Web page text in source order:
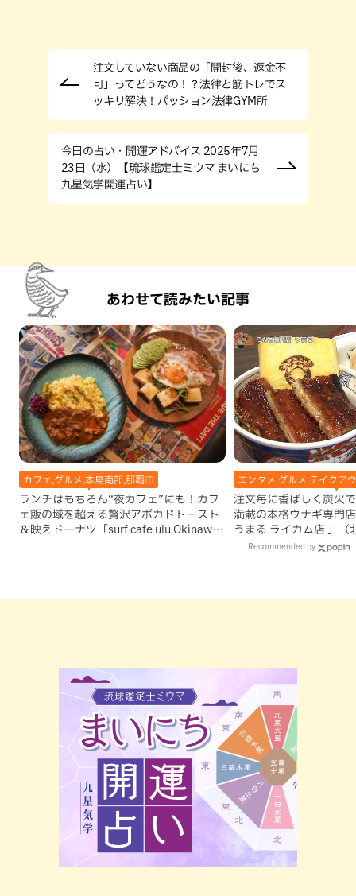
注文していない商品の「開封後、返金不
可」ってどうなの！？法律と筋トレでス
ッキリ解決！パッション法律GYM所
今日の占い・開運アドバイス 2025年7月
23日（水）【琉球鑑定士ミウマ まいにち
九星気学開運占い】
あわせて読みたい記事
カフェ,グルメ,本島南部,那覇市
ランチはもちろん“夜カフェ”にも！カフ
ェ飯の域を超える贅沢アボカドトースト
＆映えドーナツ「surf cafe ulu Okinawa
エンタメ,グルメ,テイクア
注文毎に香ばしく炭火
満載の本格ウナギ専門
うまる ライカム店 」（
Recommended by